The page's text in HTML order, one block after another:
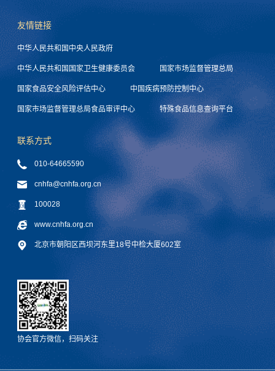
友情链接
中华人民共和国中央人民政府
中华人民共和国国家卫生健康委员会 国家市场监督管理总局
国家食品安全风险评估中心 中国疾病预防控制中心
国家市场监督管理总局食品审评中心 特殊食品信息查询平台
联系方式
010-64665590
cnhfa@cnhfa.org.cn
100028
www.cnhfa.org.cn
北京市朝阳区西坝河东里18号中检大厦602室
协会官方微信，扫码关注